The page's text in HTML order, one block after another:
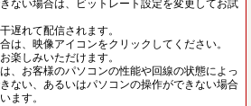
ない場合は、ビットレート設定を変更してお試
遅れて配信されます。
は、映像アイコンをクリックしてください。
楽しみいただけます。
、お客様のパソコンの性能や回線の状態によっ
ない、あるいはパソコンの操作ができない場合
ます。